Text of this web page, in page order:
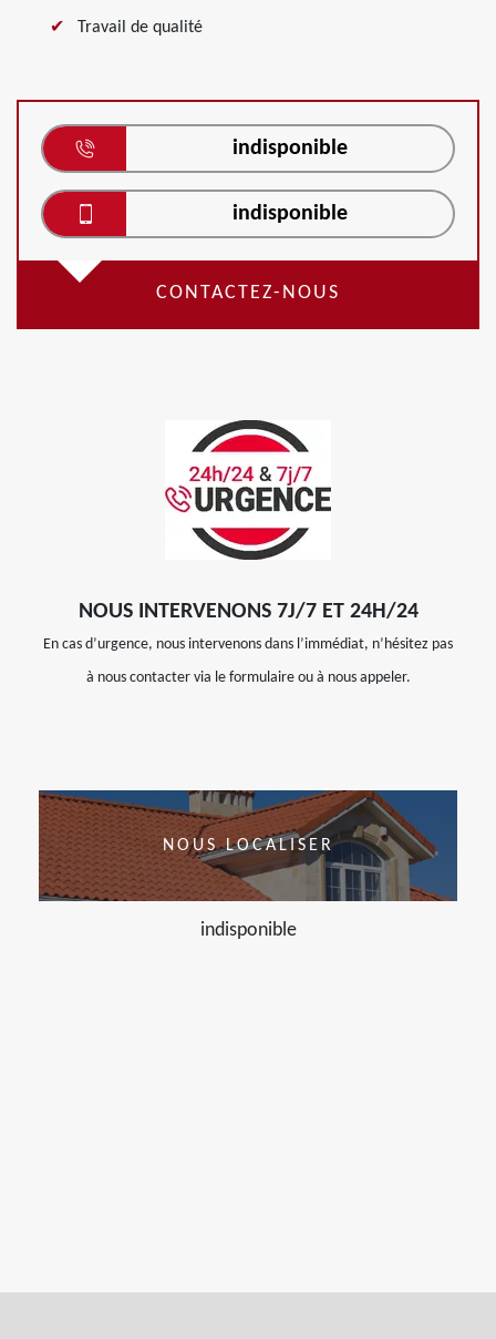
Travail de qualité
indisponible
indisponible
CONTACTEZ-NOUS
NOUS INTERVENONS 7J/7 ET 24H/24
En cas d’urgence, nous intervenons dans l’immédiat, n’hésitez pas
à nous contacter via le formulaire ou à nous appeler.
NOUS LOCALISER
indisponible